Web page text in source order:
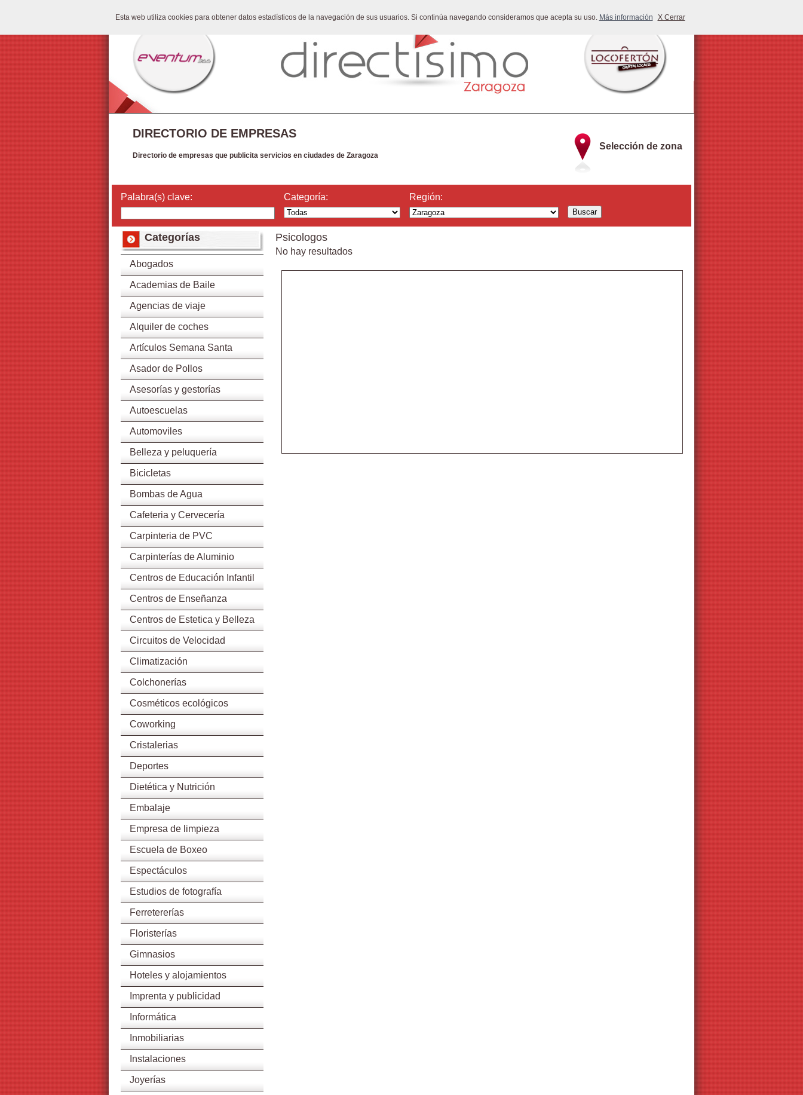
Esta web utiliza cookies para obtener datos estadísticos de la navegación de sus usuarios. Si continúa navegando consideramos que acepta su uso. Más información X Cerrar
Selección de zona
DIRECTORIO DE EMPRESAS
Directorio de empresas que publicita servicios en ciudades de Zaragoza
Palabra(s) clave: Categoría: Región:
Categorías
Abogados
Academias de Baile
Agencias de viaje
Alquiler de coches
Artículos Semana Santa
Asador de Pollos
Asesorías y gestorías
Autoescuelas
Automoviles
Belleza y peluquería
Bicicletas
Bombas de Agua
Cafeteria y Cervecería
Carpinteria de PVC
Carpinterías de Aluminio
Centros de Educación Infantil
Centros de Enseñanza
Centros de Estetica y Belleza
Circuitos de Velocidad
Climatización
Colchonerías
Cosméticos ecológicos
Coworking
Cristalerias
Deportes
Dietética y Nutrición
Embalaje
Empresa de limpieza
Escuela de Boxeo
Espectáculos
Estudios de fotografía
Ferretererías
Floristerías
Gimnasios
Hoteles y alojamientos
Imprenta y publicidad
Informática
Inmobiliarias
Instalaciones
Joyerías
Psicologos
No hay resultados